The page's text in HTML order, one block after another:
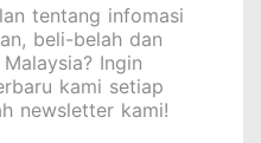
tentang infomasi
beli-belah dan
Ingin
kami setiap
newsletter kami!